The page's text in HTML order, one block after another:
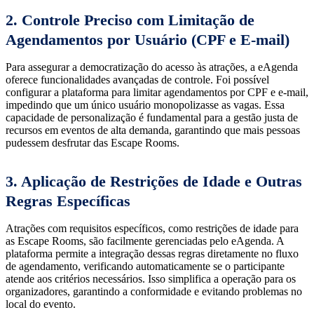
2. Controle Preciso com Limitação de
Agendamentos por Usuário (CPF e E-mail)
Para assegurar a democratização do acesso às atrações, a eAgenda
oferece funcionalidades avançadas de controle. Foi possível
configurar a plataforma para limitar agendamentos por CPF e e-mail,
impedindo que um único usuário monopolizasse as vagas. Essa
capacidade de personalização é fundamental para a gestão justa de
recursos em eventos de alta demanda, garantindo que mais pessoas
pudessem desfrutar das Escape Rooms.
3. Aplicação de Restrições de Idade e Outras
Regras Específicas
Atrações com requisitos específicos, como restrições de idade para
as Escape Rooms, são facilmente gerenciadas pelo eAgenda. A
plataforma permite a integração dessas regras diretamente no fluxo
de agendamento, verificando automaticamente se o participante
atende aos critérios necessários. Isso simplifica a operação para os
organizadores, garantindo a conformidade e evitando problemas no
local do evento.